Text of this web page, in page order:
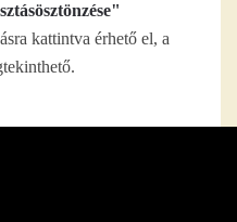
kattintva érhető el, a